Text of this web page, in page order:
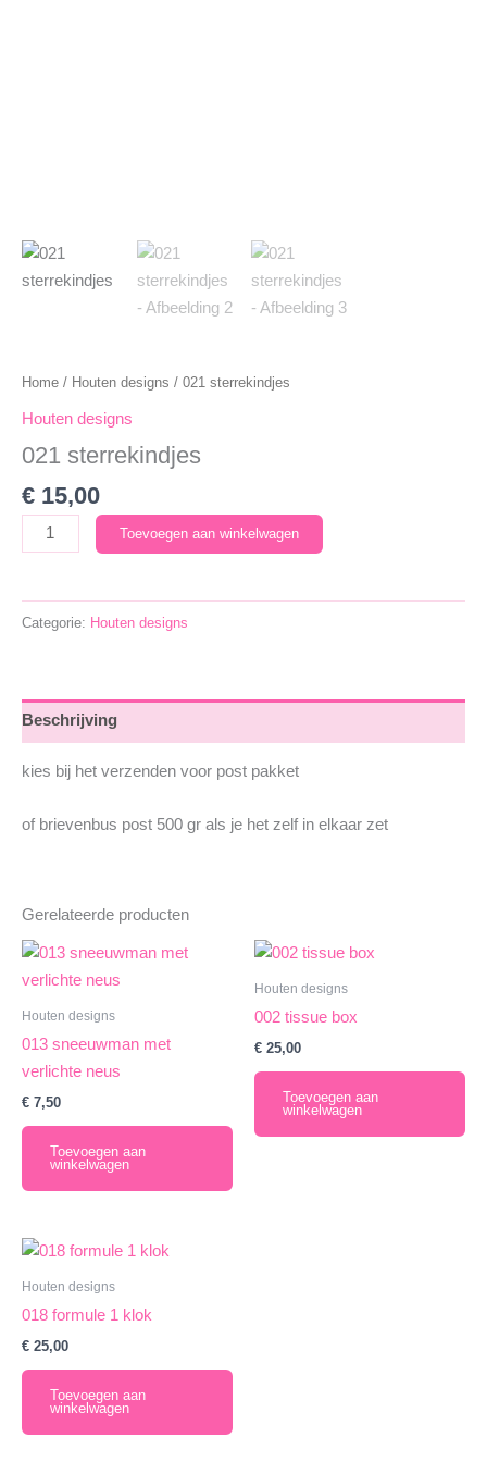
Home / Houten designs / 021 sterrekindjes
Houten designs
021 sterrekindjes
€ 15,00
sterrekindjes
Toevoegen aan winkelwagen
Categorie: Houten designs
Beschrijving
kies bij het verzenden voor post pakket
of brievenbus post 500 gr als je het zelf in elkaar zet
Gerelateerde producten
Houten designs
013 sneeuwman met
verlichte neus
€ 7,50
Toevoegen aan
winkelwagen
Houten designs
002 tissue box
€ 25,00
Toevoegen aan
winkelwagen
Houten designs
018 formule 1 klok
€ 25,00
Toevoegen aan
winkelwagen